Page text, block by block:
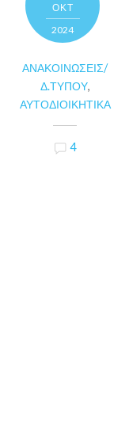
ΟΚΤ
2024
ΑΝΑΚΟΙΝΏΣΕΙΣ/
Δ.ΤΎΠΟΥ,
ΑΥΤΟΔΙΟΙΚΗΤΙΚΆ
4